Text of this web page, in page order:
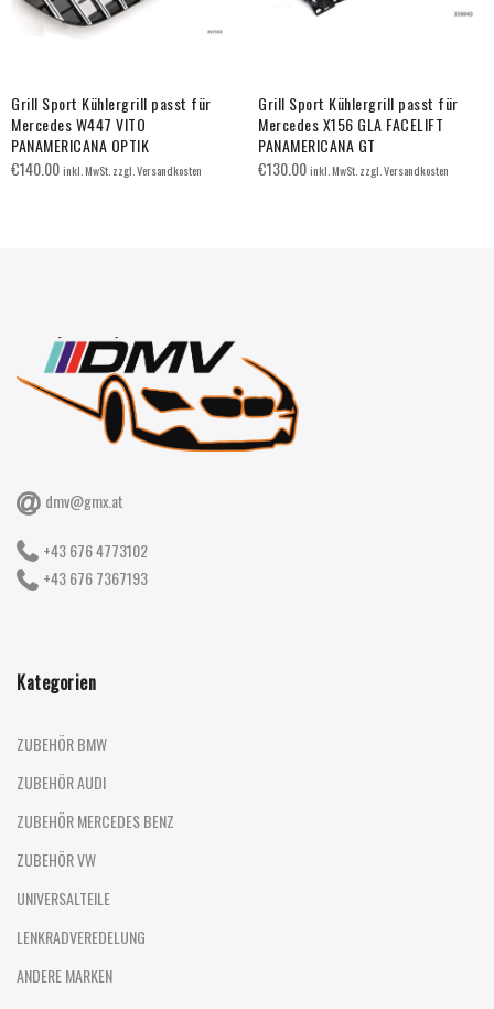
Grill Sport Kühlergrill passt für
Mercedes W447 VITO
PANAMERICANA OPTIK
€140.00inkl. MwSt. zzgl. Versandkosten
Grill Sport Kühlergrill passt für
Mercedes X156 GLA FACELIFT
PANAMERICANA GT
€130.00inkl. MwSt. zzgl. Versandkosten
dmv@gmx.at
+43 676 4773102
+43 676 7367193
Kategorien
ZUBEHÖR BMW
ZUBEHÖR AUDI
ZUBEHÖR MERCEDES BENZ
ZUBEHÖR VW
UNIVERSALTEILE
LENKRADVEREDELUNG
ANDERE MARKEN